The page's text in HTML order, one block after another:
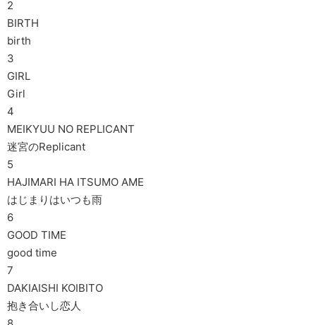
2
BIRTH
birth
3
GIRL
Girl
4
MEIKYUU NO REPLICANT
迷宮のReplicant
5
HAJIMARI HA ITSUMO AME
はじまりはいつも雨
6
GOOD TIME
good time
7
DAKIAISHI KOIBITO
抱き合いし恋人